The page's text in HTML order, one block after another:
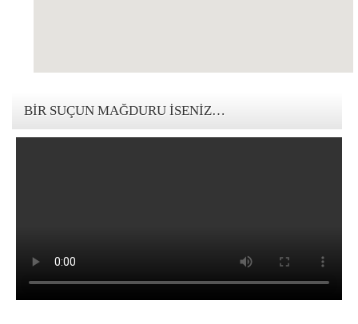
BIR SUÇUN MAĞDURU İSENIZ…